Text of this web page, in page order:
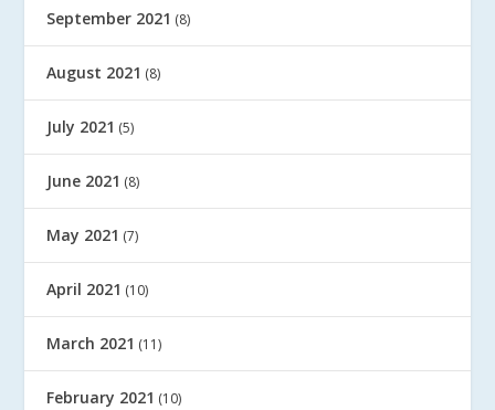
September 2021 (8)
August 2021 (8)
July 2021 (5)
June 2021 (8)
May 2021 (7)
April 2021 (10)
March 2021 (11)
February 2021 (10)